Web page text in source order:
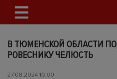
В ТЮМЕНСКОЙ ОБЛАСТИ
РОВЕСНИКУ ЧЕЛЮСТЬ
27.08.2024 10:00